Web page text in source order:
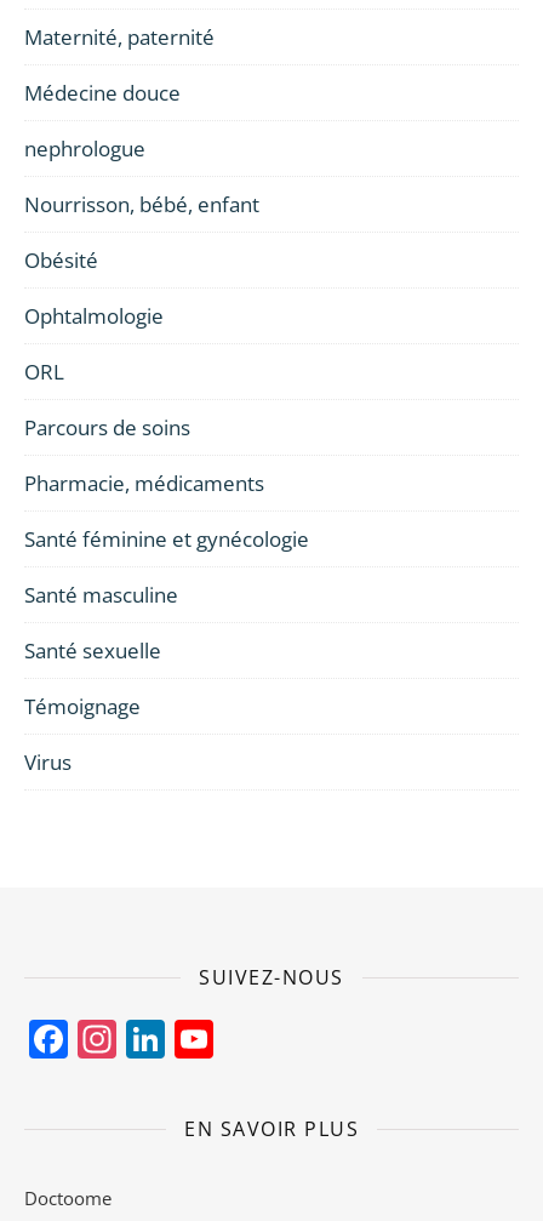
Maternité, paternité
Médecine douce
nephrologue
Nourrisson, bébé, enfant
Obésité
Ophtalmologie
ORL
Parcours de soins
Pharmacie, médicaments
Santé féminine et gynécologie
Santé masculine
Santé sexuelle
Témoignage
Virus
SUIVEZ-NOUS
Facebook
Instagram
LinkedIn
EN SAVOIR PLUS
Doctoome